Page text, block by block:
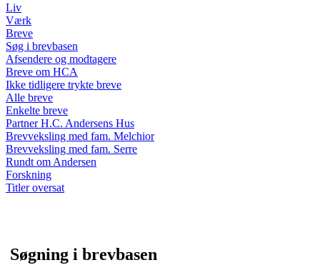
Liv
Værk
Breve
Søg i brevbasen
Afsendere og modtagere
Breve om HCA
Ikke tidligere trykte breve
Alle breve
Enkelte breve
Partner H.C. Andersens Hus
Brevveksling med fam. Melchior
Brevveksling med fam. Serre
Rundt om Andersen
Forskning
Titler oversat
Søgning i brevbasen